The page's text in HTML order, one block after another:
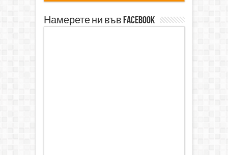
Намерете ни във Facebook